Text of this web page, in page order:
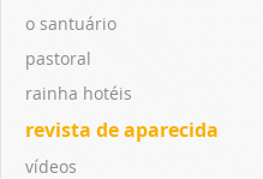
o santuário
pastoral
rainha hotéis
revista de aparecida
vídeos